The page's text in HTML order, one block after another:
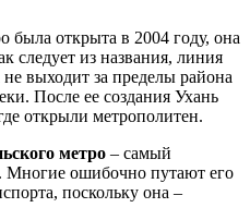
была открыта в 2004 году, она
следует из названия, линия
выходит за пределы района
После ее создания Ухань
открыли метрополитен.
метро – самый
Многие ошибочно путают его
поскольку она –